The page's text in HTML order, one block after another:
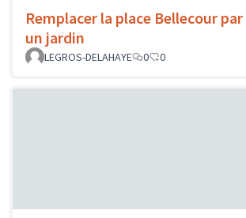
Remplacer la place Bellecour par
un jardin
LEGROS-DELAHAYE
0 0